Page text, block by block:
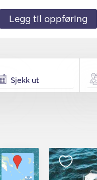
Legg til oppføring